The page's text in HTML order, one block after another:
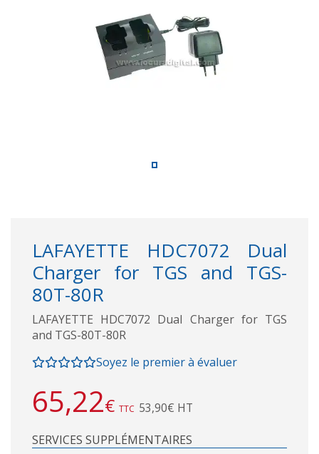
LAFAYETTE HDC7072 Dual
Charger for TGS and TGS-
80T-80R
LAFAYETTE HDC7072 Dual Charger for TGS
and TGS-80T-80R
Soyez le premier à évaluer
65,22€ TTC 53,90€ HT
SERVICES SUPPLÉMENTAIRES